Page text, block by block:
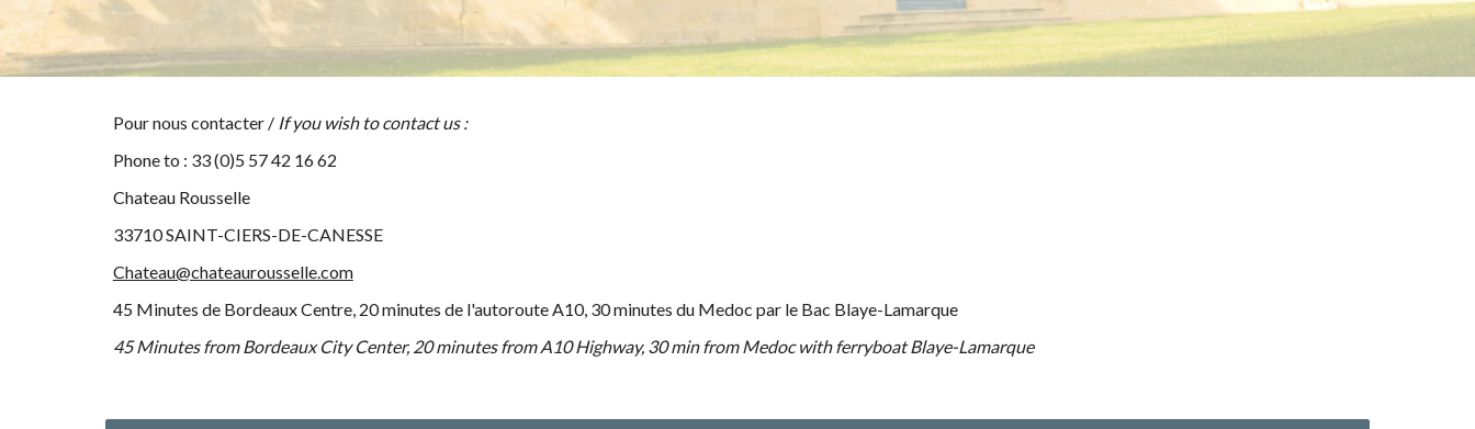
Pour nous contacter / If you wish to contact us :
Phone to : 33 (0)5 57 42 16 62
Chateau Rousselle
33710 SAINT-CIERS-DE-CANESSE
Chateau@chateaurousselle.com
45 Minutes de Bordeaux Centre, 20 minutes de l'autoroute A10, 30 minutes du Medoc par le Bac Blaye-Lamarque
45 Minutes from Bordeaux City Center, 20 minutes from A10 Highway, 30 min from Medoc with ferryboat Blaye-Lamarque